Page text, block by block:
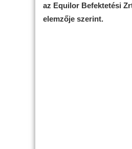
az Equilor Befektetési
elemzője szerint.